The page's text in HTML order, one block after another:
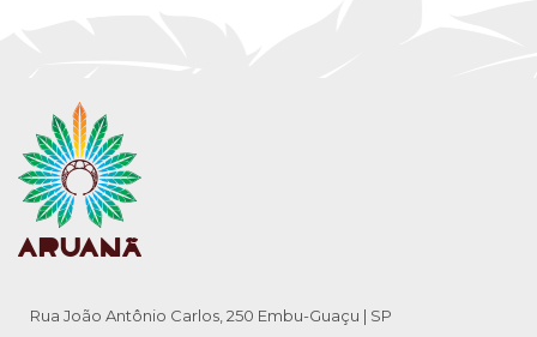
Rua João Antônio Carlos, 250 Embu-Guaçu | SP